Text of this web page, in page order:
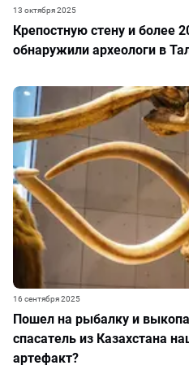
Крепостную стену и более
обнаружили археологи в
13 октября 2025
Пошел на рыбалку и
спасатель из Казахстана
артефакт?
16 сентября 2025